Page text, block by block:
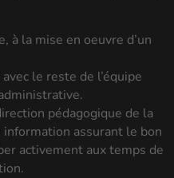
à la mise en oeuvre d’un
le reste de l’équipe
pédagogique de la
assurant le bon
activement aux temps de